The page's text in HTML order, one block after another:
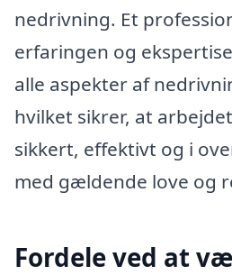
nedrivning. Et
erfaringen og
alle aspekter af
hvilket sikrer, at
sikkert, effektivt og i
med gældende love og
Fordele ved at